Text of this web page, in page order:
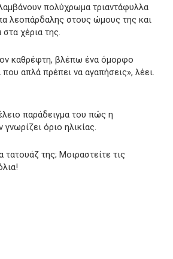
πολύχρωμα τριαντάφυλλα
λεοπάρδαλης στους ώμους της και
χέρια της.
καθρέφτη, βλέπω ένα όμορφο
απλά πρέπει να αγαπήσεις», λέει.
παράδειγμα του πώς η
όριο ηλικίας.
τατουάζ της; Μοιραστείτε τις